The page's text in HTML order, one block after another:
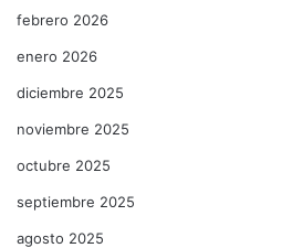
febrero 2026
enero 2026
diciembre 2025
noviembre 2025
octubre 2025
septiembre 2025
agosto 2025